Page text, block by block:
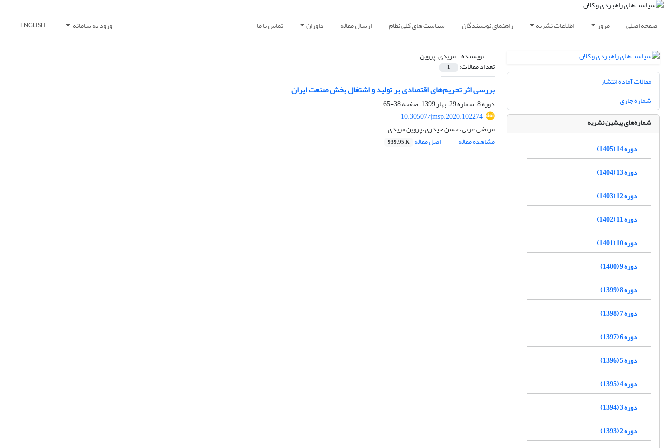
صفحه اصلی مرور اطلاعات نشریه راهنمای نویسندگان سیاست های کلی نظام ارسال مقاله داوران تماس با ما ورود به سامانه ENGLISH
نویسنده =مریدی، پروین
تعداد مقالات: 1
بررسی اثر تحریم‌های اقتصادی بر تولید و اشتغال بخش صنعت ایران
دوره 8، شماره 29، بهار 1399، صفحه
38-65
10.30507/jmsp.2020.102274
مرتضی عزتی، حسن حیدری، پروین مریدی
مشاهده مقاله
اصل مقاله 939.95 K
مقالات آماده انتشار
شماره جاری
شماره‌های پیشین نشریه
دوره 14 (1405)
دوره 13 (1404)
دوره 12 (1403)
دوره 11 (1402)
دوره 10 (1401)
دوره 9 (1400)
دوره 8 (1399)
دوره 7 (1398)
دوره 6 (1397)
دوره 5 (1396)
دوره 4 (1395)
دوره 3 (1394)
دوره 2 (1393)